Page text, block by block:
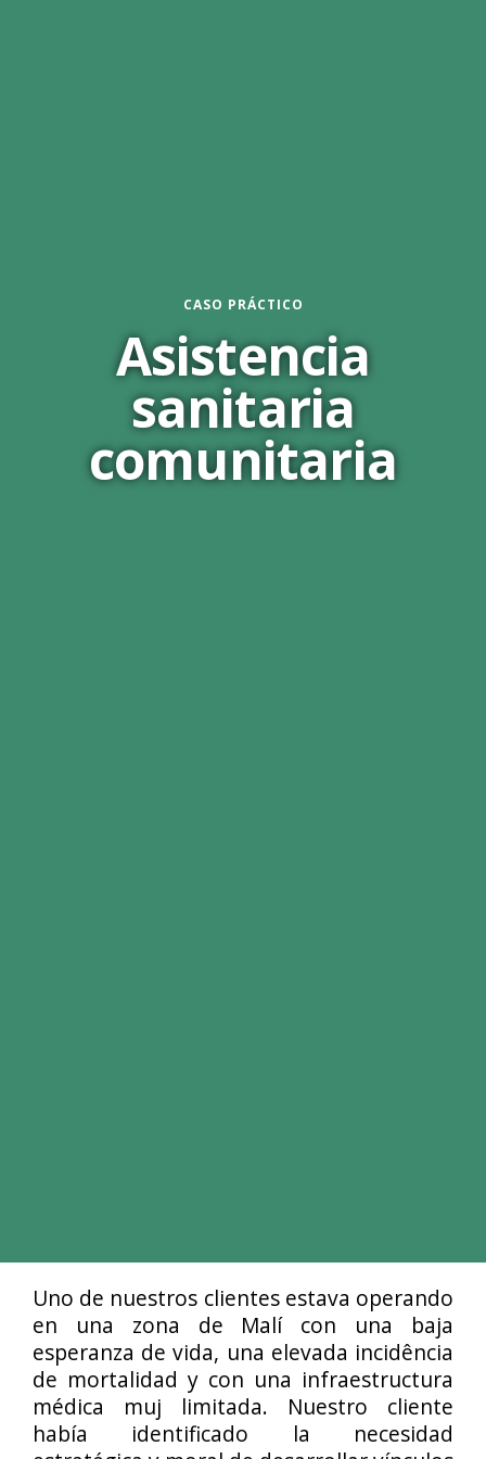
CASO PRÁCTICO
Asistencia
sanitaria
comunitaria
Uno de nuestros clientes estava operando
en una zona de Malí con una baja
esperanza de vida, una elevada incidência
de mortalidad y con una infraestructura
médica muj limitada. Nuestro cliente
había identificado la necesidad